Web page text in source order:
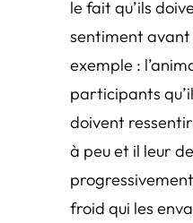
le fait qu’ils
sentiment avant
exemple :
participants
doivent
à peu et il leur
froid qui les